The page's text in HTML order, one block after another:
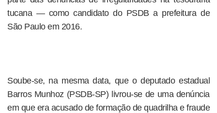
tucana — como candidato do PSDB a prefeitura de
São Paulo em 2016.
Soube-se, na mesma data, que o deputado estadual
Barros Munhoz (PSDB-SP) livrou-se de uma denúncia
em que era acusado de formação de quadrilha e fraude